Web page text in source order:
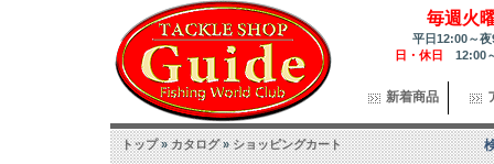
毎週火
平日12:00～
日・休日 12:00
新着商品
トップ»カタログ»ショッピングカート